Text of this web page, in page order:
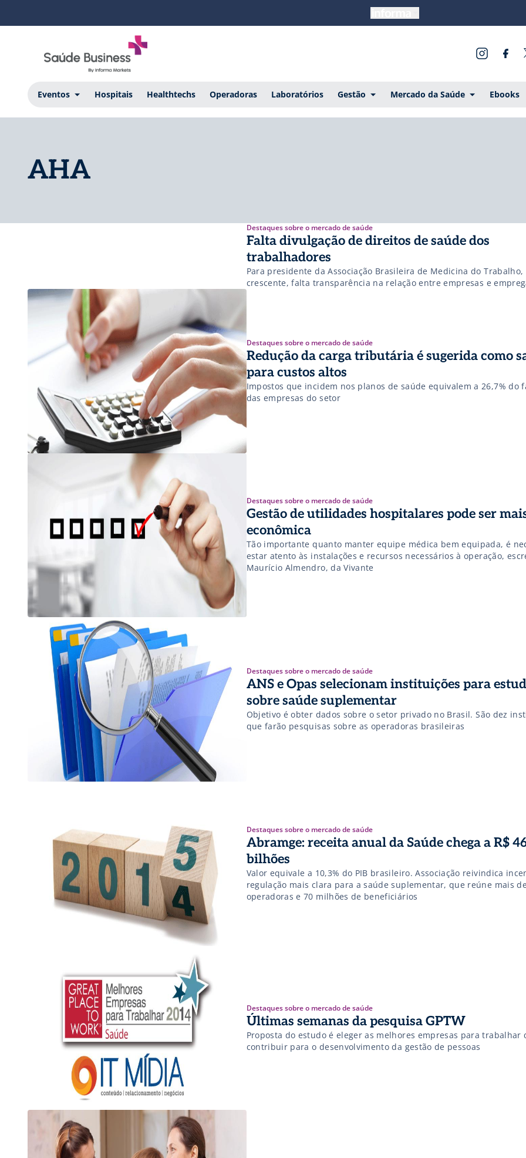
Eventos Hospitais Healthtechs Operadoras Laboratórios Gestão Mercado da Saúde Ebooks
AHA
Destaques sobre o mercado de saúde
Falta divulgação de direitos de saúde dos
trabalhadores
Para presidente da Associação Brasileira de Medicina do Trabalho,
crescente, falta transparência na relação entre empresas e
Destaques sobre o mercado de saúde
Redução da carga tributária é sugerida como
para custos altos
Impostos que incidem nos planos de saúde equivalem a 26,7% do
das empresas do setor
Destaques sobre o mercado de saúde
Gestão de utilidades hospitalares pode ser
econômica
Tão importante quanto manter equipe médica bem equipada, é
estar atento às instalações e recursos necessários à operação,
Maurício Almendro, da Vivante
Destaques sobre o mercado de saúde
ANS e Opas selecionam instituições para
sobre saúde suplementar
Objetivo é obter dados sobre o setor privado no Brasil. São dez
que farão pesquisas sobre as operadoras brasileiras
Destaques sobre o mercado de saúde
Abramge: receita anual da Saúde chega a R$
bilhões
Valor equivale a 10,3% do PIB brasileiro. Associação reivindica
regulação mais clara para a saúde suplementar, que reúne mais
operadoras e 70 milhões de beneficiários
Destaques sobre o mercado de saúde
Últimas semanas da pesquisa GPTW
Proposta do estudo é eleger as melhores empresas para trabalhar
contribuir para o desenvolvimento da gestão de pessoas